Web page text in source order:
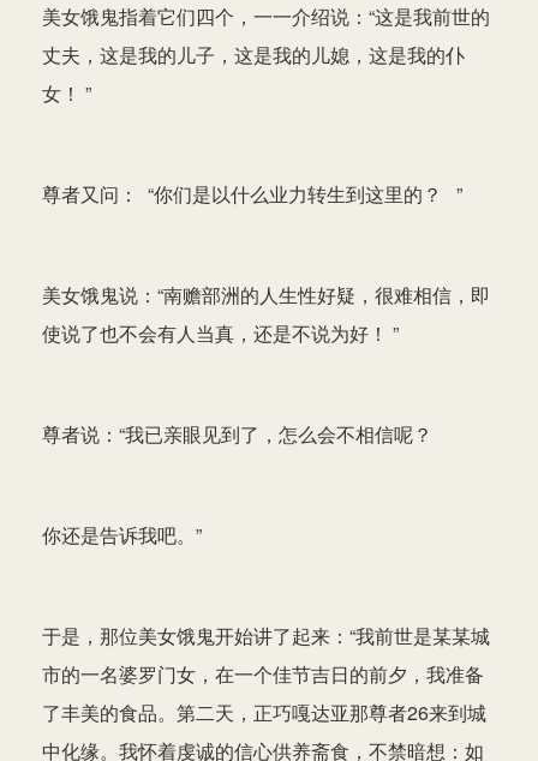
美女饿鬼指着它们四个，一一介绍说：“这是我前世的
丈夫，这是我的儿子，这是我的儿媳，这是我的仆
女！ ”
尊者又问： “你们是以什么业力转生到这里的？ ”
美女饿鬼说：“南赡部洲的人生性好疑，很难相信，即
使说了也不会有人当真，还是不说为好！ ”
尊者说：“我已亲眼见到了，怎么会不相信呢？
你还是告诉我吧。”
于是，那位美女饿鬼开始讲了起来：“我前世是某某城
市的一名婆罗门女，在一个佳节吉日的前夕，我准备
了丰美的食品。第二天，正巧嘎达亚那尊者26来到城
中化缘。我怀着虔诚的信心供养斋食，不禁暗想：如